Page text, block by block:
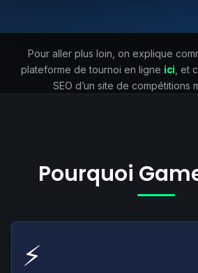
Pour aller plus loin, on explique
plateforme de tournoi en ligne ici , et
SEO d’un site de compétitions
Pourquoi
⚡